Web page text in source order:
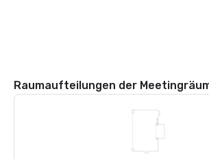
Raumaufteilungen der